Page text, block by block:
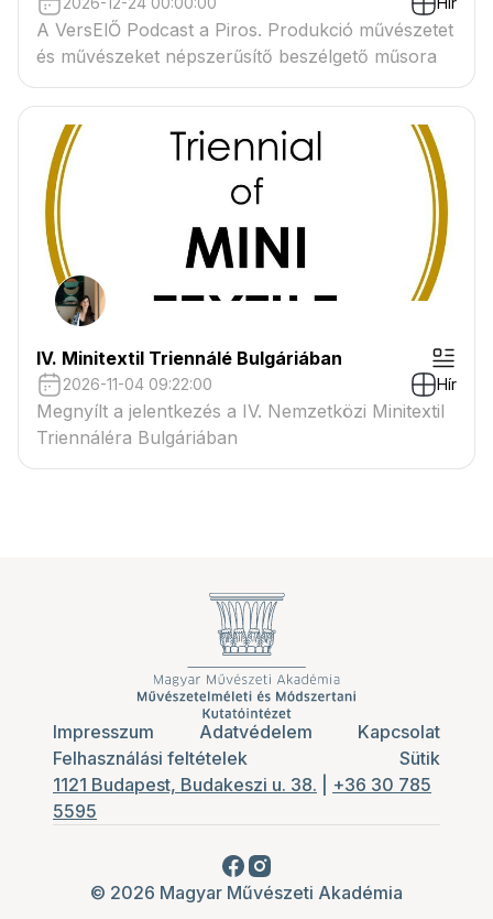
A VersElŐ Podcast a Piros. Produkció művészetet
és művészeket népszerűsítő beszélgető műsora
IV. Minitextil Triennálé Bulgáriában
2026-11-04 09:22:00 Hír
Megnyílt a jelentkezés a IV. Nemzetközi Minitextil
Triennáléra Bulgáriában
Impresszum Adatvédelem
Kapcsolat
Felhasználási feltételek
Sütik
1121 Budapest, Budakeszi u. 38.
+36 30 785
5595
© 2026 Magyar Művészeti Akadémia